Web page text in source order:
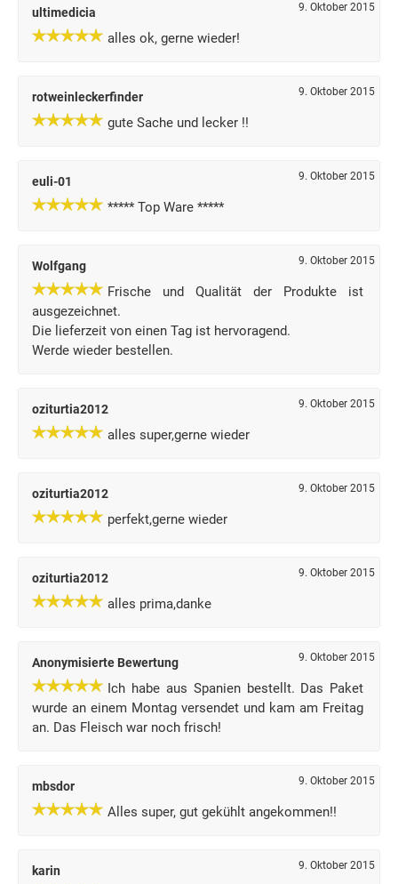
ultimedicia 9. Oktober 2015
alles ok, gerne wieder!
rotweinleckerfinder 9. Oktober 2015
gute Sache und lecker !!
euli-01 9. Oktober 2015
***** Top Ware *****
Wolfgang 9. Oktober 2015
Frische und Qualität der Produkte ist
ausgezeichnet.
Die lieferzeit von einen Tag ist hervoragend.
Werde wieder bestellen.
oziturtia2012 9. Oktober 2015
alles super,gerne wieder
oziturtia2012 9. Oktober 2015
perfekt,gerne wieder
oziturtia2012 9. Oktober 2015
alles prima,danke
Anonymisierte Bewertung 9. Oktober 2015
Ich habe aus Spanien bestellt. Das Paket
wurde an einem Montag versendet und kam am Freitag
an. Das Fleisch war noch frisch!
mbsdor 9. Oktober 2015
Alles super, gut gekühlt angekommen!!
karin 9. Oktober 2015